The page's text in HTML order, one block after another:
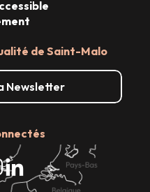
de Saint-Malo
Newsletter